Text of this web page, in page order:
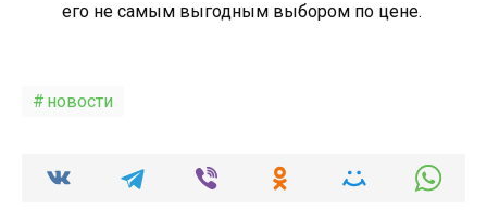
его не самым выгодным выбором по цене.
новости